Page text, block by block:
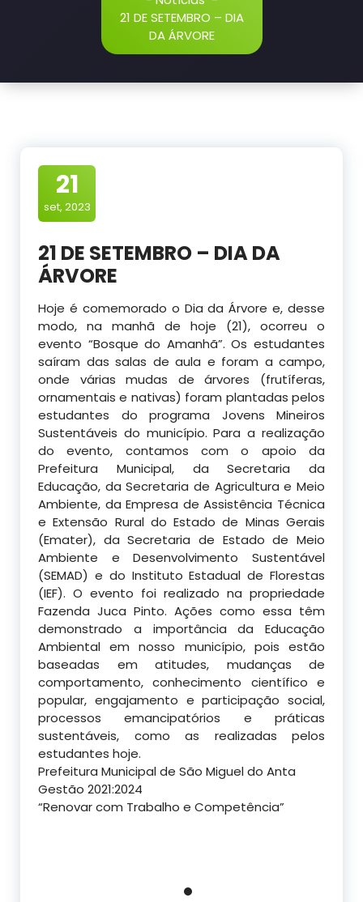
21 DE SETEMBRO – DIA
DA ÁRVORE
21
set, 2023
21 DE SETEMBRO – DIA DA
ÁRVORE
Hoje é comemorado o Dia da Árvore e, desse
modo, na manhã de hoje (21), ocorreu o
evento “Bosque do Amanhã”. Os estudantes
saíram das salas de aula e foram a campo,
onde várias mudas de árvores (frutíferas,
ornamentais e nativas) foram plantadas pelos
estudantes do programa Jovens Mineiros
Sustentáveis do município. Para a realização
do evento, contamos com o apoio da
Prefeitura Municipal, da Secretaria da
Educação, da Secretaria de Agricultura e Meio
Ambiente, da Empresa de Assistência Técnica
e Extensão Rural do Estado de Minas Gerais
(Emater), da Secretaria de Estado de Meio
Ambiente e Desenvolvimento Sustentável
(SEMAD) e do Instituto Estadual de Florestas
(IEF). O evento foi realizado na propriedade
Fazenda Juca Pinto. Ações como essa têm
demonstrado a importância da Educação
Ambiental em nosso município, pois estão
baseadas em atitudes, mudanças de
comportamento, conhecimento científico e
popular, engajamento e participação social,
processos emancipatórios e práticas
sustentáveis, como as realizadas pelos
estudantes hoje.
Prefeitura Municipal de São Miguel do Anta
Gestão 2021:2024
“Renovar com Trabalho e Competência”